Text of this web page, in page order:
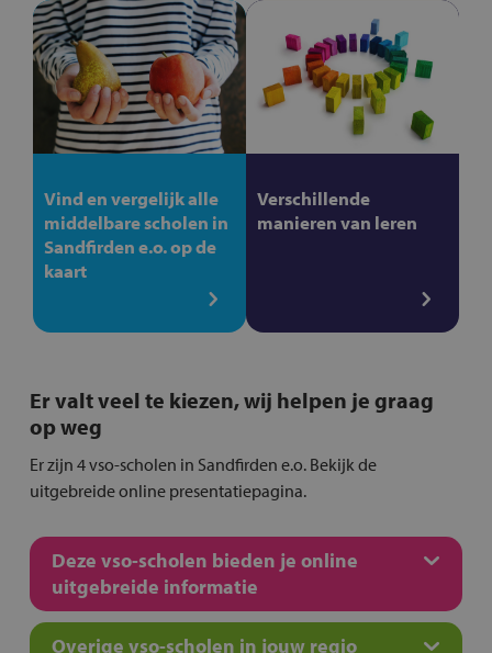
Vind en vergelijk alle
middelbare scholen in
Sandfirden e.o. op de
kaart
Verschillende
manieren van leren
Er valt veel te kiezen, wij helpen je graag
op weg
Er zijn 4 vso-scholen in Sandfirden e.o. Bekijk de
uitgebreide online presentatiepagina.
Deze vso-scholen bieden je online
uitgebreide informatie
Overige vso-scholen in jouw regio